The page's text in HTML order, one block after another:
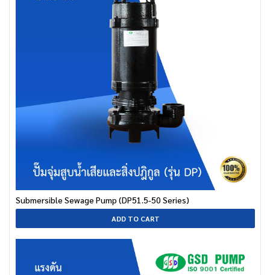
Submersible Sewage Pump (DP51.5-50 Series)
ADD TO CART